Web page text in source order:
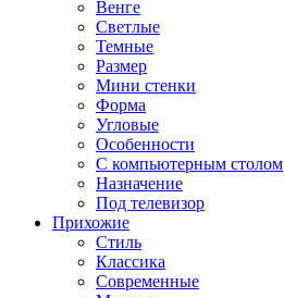
Венге
Светлые
Темные
Размер
Мини стенки
Форма
Угловые
Особенности
С компьютерным столом
Назначение
Под телевизор
Прихожие
Стиль
Классика
Современные